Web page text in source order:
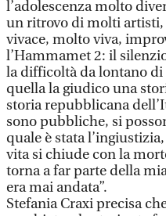
l’adolescenza molto
un ritrovo di molti
vivace, molto viva,
l’Hammamet 2: il
la difficoltà da lontano di
quella la giudico una
storia repubblicana
sono pubbliche, si
quale è stata
vita si chiude con la
torna a far parte della
era mai andata”.
Stefania Craxi precisa